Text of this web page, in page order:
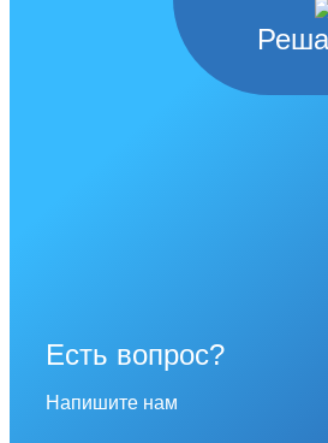
Есть вопрос?
Напишите нам